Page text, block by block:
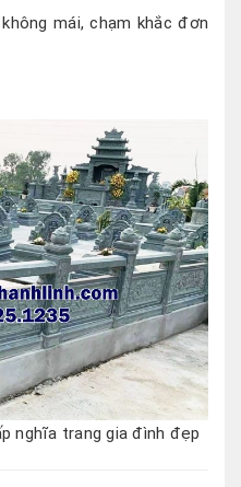
mái, chạm khắc đơn
nghĩa trang gia đình đẹp